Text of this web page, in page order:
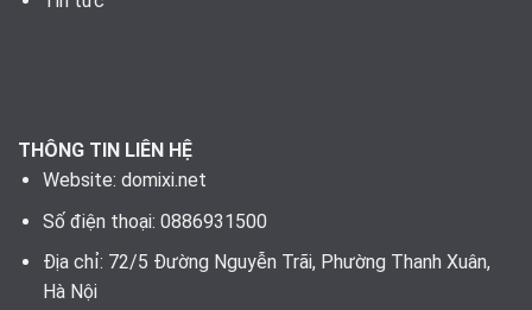
THÔNG TIN LIÊN HỆ
Website: domixi.net
Số điện thoại: 0886931500
Địa chỉ: 72/5 Đường Nguyễn Trãi, Phường Thanh Xuân,
Hà Nội